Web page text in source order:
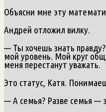
Объясни мне эту
Андрей отложил вилку.
— Ты хочешь знать
мой уровень. Мой круг
меня перестанут уважать.
Это статус, Катя.
— А семья? Разве семья —